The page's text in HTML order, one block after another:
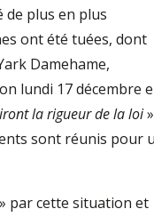
de plus en plus
ont été tuées, dont
Damehame,
lundi 17 décembre
la rigueur de la loi
sont réunis pour
» par cette situation et